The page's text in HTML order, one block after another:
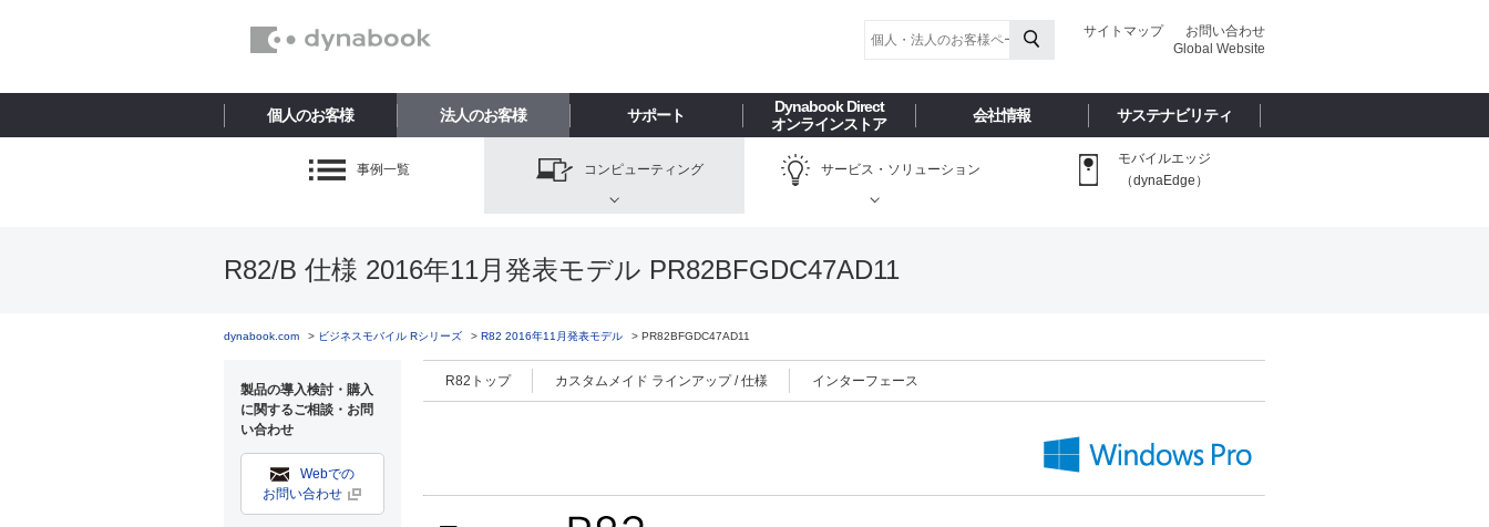
お問い合わせ
サイトマップ
Global Website
個人のお客様 法人のお客様 サポート
Dynabook Direct
オンラインストア
会社情報 サステナビリティ
事例一覧 コンピューティング サービス・ ソリューション
モバイルエッジ
（dynaEdge）
R82/B 仕様 2016年11月発表モデル PR82BFGDC47AD11
dynabook.com ビジネスモバイル Rシリーズ R82 2016年11月発表モデル PR82BFGDC47AD11
製品の導入検討・購入
に関するご相談・お問
い合わせ
Webでの
お問い合わせ
R82トップ カスタムメイド ラインアップ / 仕様 インターフェース